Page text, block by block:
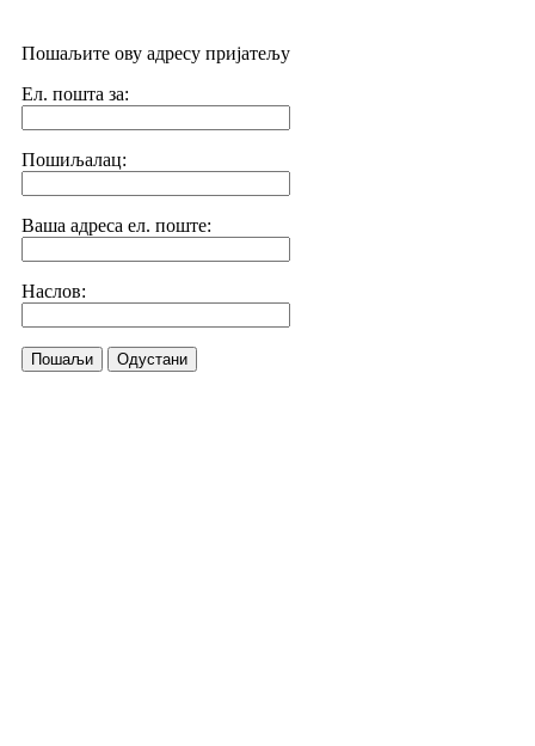
Пошаљите ову адресу пријатељу
Ел. пошта за:
Пошиљалац:
Ваша адреса ел. поште:
Наслов:
Пошаљи Одустани